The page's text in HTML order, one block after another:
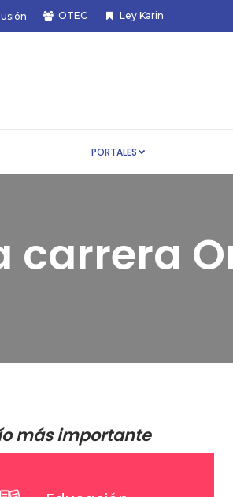
OTEC Ley Karin
PORTALES
carrera
más importante
PORTALES